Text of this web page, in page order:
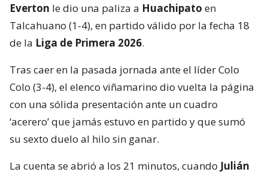
Everton le dio una paliza a Huachipato en
Talcahuano (1-4), en partido válido por la fecha 18
de la Liga de Primera 2026.
Tras caer en la pasada jornada ante el líder Colo
Colo (3-4), el elenco viñamarino dio vuelta la página
con una sólida presentación ante un cuadro
‘acerero’ que jamás estuvo en partido y que sumó
su sexto duelo al hilo sin ganar.
La cuenta se abrió a los 21 minutos, cuando Julián